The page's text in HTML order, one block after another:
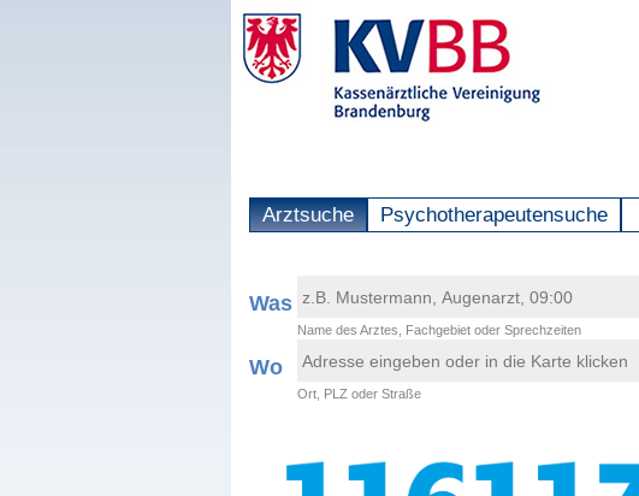
Arztsuche Psychotherapeutensuche
Was
Name des Arztes, Fachgebiet oder Sprechzeiten
Wo
Ort, PLZ oder Straße